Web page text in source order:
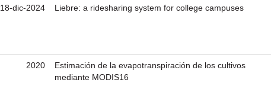
18-dic-2024 Liebre: a ridesharing system for college campuses
2020
Estimación de la evapotranspiración de los cultivos
mediante MODIS16